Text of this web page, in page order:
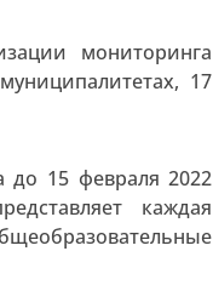
мониторинга
17
до 15 февраля 2022
каждая